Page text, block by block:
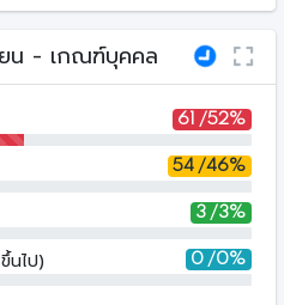
ยน - เกณฑ์บุคคล
61 /52%
54 /46%
3 /3%
นไป) 0 /0%